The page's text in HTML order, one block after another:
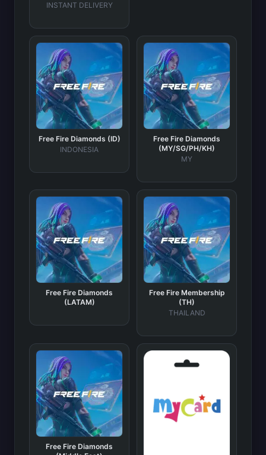
INSTANT DELIVERY
Free Fire Diamonds (ID)
INDONESIA
Free Fire Diamonds
(MY/SG/PH/KH)
MY
Free Fire Diamonds
(LATAM)
Free Fire Membership
(TH)
THAILAND
Free Fire Diamonds